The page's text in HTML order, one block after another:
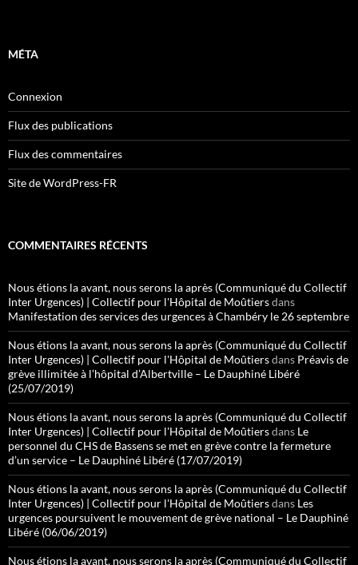
MÉTA
Connexion
Flux des publications
Flux des commentaires
Site de WordPress-FR
COMMENTAIRES RÉCENTS
Nous étions la avant, nous serons la après (Communiqué du Collectif
Inter Urgences) | Collectif pour l'Hôpital de Moûtiersdans
Manifestation des services des urgences à Chambéry le 26 septembre
Nous étions la avant, nous serons la après (Communiqué du Collectif
Inter Urgences) | Collectif pour l'Hôpital de Moûtiersdans Préavis de
grève illimitée à l’hôpital d’Albertville – Le Dauphiné Libéré
(25/07/2019)
Nous étions la avant, nous serons la après (Communiqué du Collectif
Inter Urgences) | Collectif pour l'Hôpital de Moûtiersdans Le
personnel du CHS de Bassens se met en grève contre la fermeture
d’un service – Le Dauphiné Libéré (17/07/2019)
Nous étions la avant, nous serons la après (Communiqué du Collectif
Inter Urgences) | Collectif pour l'Hôpital de Moûtiersdans Les
urgences poursuivent le mouvement de grève national – Le Dauphiné
Libéré (06/06/2019)
Nous étions la avant, nous serons la après (Communiqué du Collectif